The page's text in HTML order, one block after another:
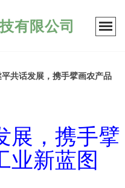
有限公司
共话发展，携手擘画农产品
展，携手擘
业新蓝图